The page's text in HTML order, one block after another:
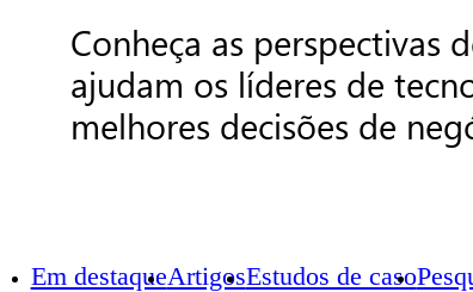
Conheça as perspectivas
ajudam os líderes de
melhores decisões de
Em destaqueArtigosEstudos de caso